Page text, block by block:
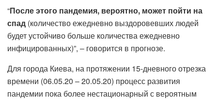
“После этого пандемия, вероятно, может пойти на
спад (количество ежедневно выздоровевших людей
будет устойчиво больше количества ежедневно
инфицированных)”, – говорится в прогнозе.
Для города Киева, на протяжении 15-дневного отрезка
времени (06.05.20 – 20.05.20) процесс развития
пандемии пока более нестационарный с вероятным